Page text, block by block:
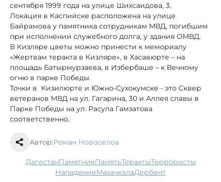
сентября 1999 года на улице Шихсаидова, 3.
Локация в Каспийске расположена на улице
Байрамова у памятника сотрудникам МВД, погибшим
при исполнении служебного долга, у здания ОМВД.
В Кизляре цветы можно принести к мемориалу
«Жертвам теракта в Кизляре», в Хасавюрте – на
площадь Батырмурзаева, в Избербаше – к Вечному
огню в парке Победы.
Точки в Кизилюрте и Южно-Сухокумске - это Сквер
ветеранов МВД на ул. Гагарина, 30 и Аллея славы в
Парке Победы на ул. Расула Гамзатова
соответственно.
Автор:Роман Новоселов
Дагестан памятник память теракты террористы
нападение
Махачкала Дербент